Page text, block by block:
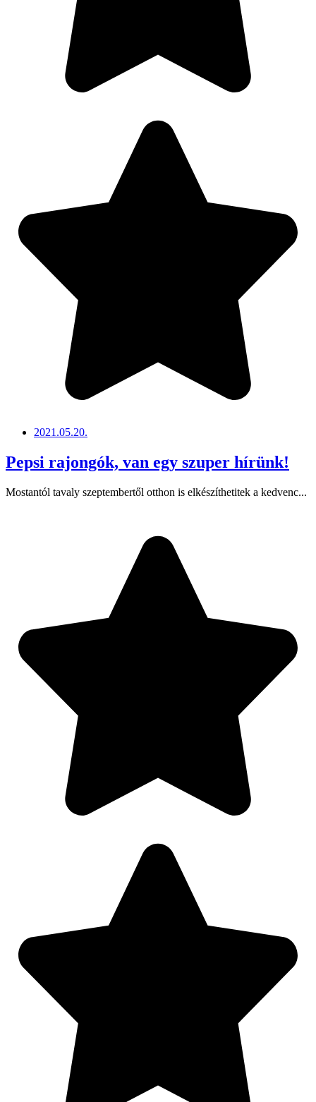
2021.05.20.
Pepsi rajongók, van egy szuper hírünk!
Mostantól tavaly szeptembertől otthon is elkészíthetitek a kedvenc...